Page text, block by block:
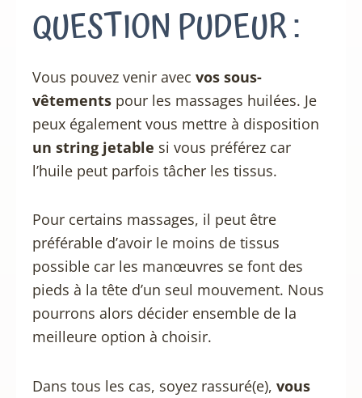
QUESTION PUDEUR :
Vous pouvez venir avec vos sous-
vêtements pour les massages huilées. Je
peux également vous mettre à disposition
un string jetable si vous préférez car
l’huile peut parfois tâcher les tissus.
Pour certains massages, il peut être
préférable d’avoir le moins de tissus
possible car les manœuvres se font des
pieds à la tête d’un seul mouvement. Nous
pourrons alors décider ensemble de la
meilleure option à choisir.
Dans tous les cas, soyez rassuré(e), vous